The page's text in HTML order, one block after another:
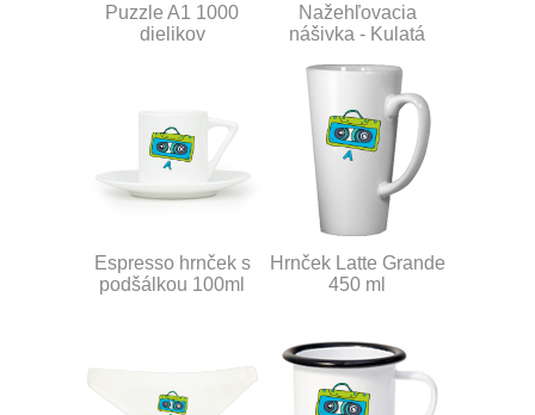
Puzzle A1 1000
dielikov
Nažehľovacia
nášivka - Kulatá
Espresso hrnček s
podšálkou 100ml
Hrnček Latte Grande
450 ml